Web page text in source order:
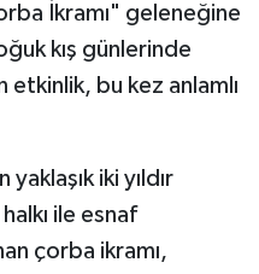
İkramı" geleneğine
kış günlerinde
etkinlik, bu kez anlamlı
iki yıldır
ile esnaf
çorba ikramı,